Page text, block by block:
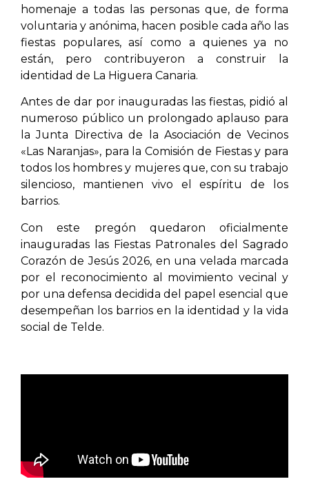
homenaje a todas las personas que, de forma
voluntaria y anónima, hacen posible cada año las
fiestas populares, así como a quienes ya no
están, pero contribuyeron a construir la
identidad de La Higuera Canaria.
Antes de dar por inauguradas las fiestas, pidió al
numeroso público un prolongado aplauso para
la Junta Directiva de la Asociación de Vecinos
«Las Naranjas», para la Comisión de Fiestas y para
todos los hombres y mujeres que, con su trabajo
silencioso, mantienen vivo el espíritu de los
barrios.
Con este pregón quedaron oficialmente
inauguradas las Fiestas Patronales del Sagrado
Corazón de Jesús 2026, en una velada marcada
por el reconocimiento al movimiento vecinal y
por una defensa decidida del papel esencial que
desempeñan los barrios en la identidad y la vida
social de Telde.